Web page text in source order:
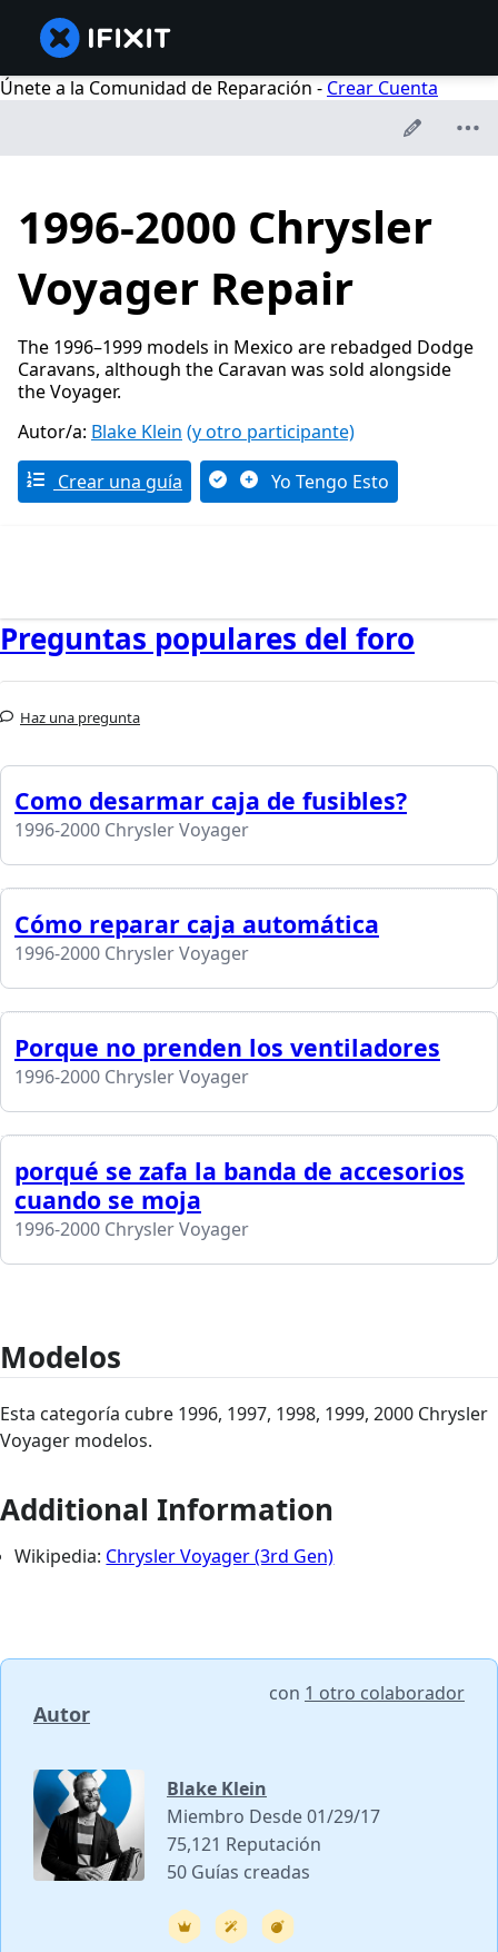
Únete a la Comunidad de Reparación - Crear Cuenta
1996-2000 Chrysler
Voyager Repair
The 1996–1999 models in Mexico are rebadged Dodge
Caravans, although the Caravan was sold alongside
the Voyager.
Autor/a: Blake Klein (y otro participante)
Crear una guía Yo Tengo Esto
Preguntas populares del foro
Haz una pregunta
Como desarmar caja de fusibles?
1996-2000 Chrysler Voyager
Cómo reparar caja automática
1996-2000 Chrysler Voyager
Porque no prenden los ventiladores
1996-2000 Chrysler Voyager
porqué se zafa la banda de accesorios
cuando se moja
1996-2000 Chrysler Voyager
Modelos
Esta categoría cubre 1996, 1997, 1998, 1999, 2000 Chrysler
Voyager modelos.
Additional Information
Wikipedia: Chrysler Voyager (3rd Gen)
Autor
con 1 otro colaborador
Blake Klein
Miembro Desde 01/29/17
75,121 Reputación
50 Guías creadas